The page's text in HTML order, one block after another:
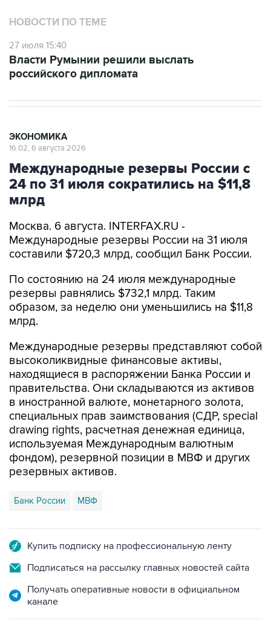
НОВОСТИ ПО ТЕМЕ
27 июля 15:40
Власти Румынии решили выслать
российского дипломата
ЭКОНОМИКА
16:02, 6 августа 2026
Международные резервы России с
24 по 31 июля сократились на $11,8
млрд
Москва. 6 августа. INTERFAX.RU -
Международные резервы России на 31 июля
составили $720,3 млрд, сообщил Банк России.
По состоянию на 24 июля международные
резервы равнялись $732,1 млрд. Таким
образом, за неделю они уменьшились на $11,8
млрд.
Международные резервы представляют собой
высоколиквидные финансовые активы,
находящиеся в распоряжении Банка России и
правительства. Они складываются из активов
в иностранной валюте, монетарного золота,
специальных прав заимствования (СДР, special
drawing rights, расчетная денежная единица,
используемая Международным валютным
фондом), резервной позиции в МВФ и других
резервных активов.
Банк России МВФ
Купить подписку на профессиональную ленту
Подписаться на рассылку главных новостей сайта
Получать оперативные новости в официальном
канале